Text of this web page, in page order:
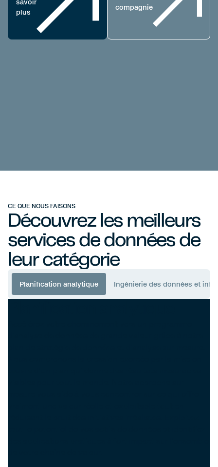
savoir
plus
compagnie
CE QUE NOUS FAISONS
Découvrez les meilleurs
services de données de
leur catégorie
Planification analytique Ingénierie des données et